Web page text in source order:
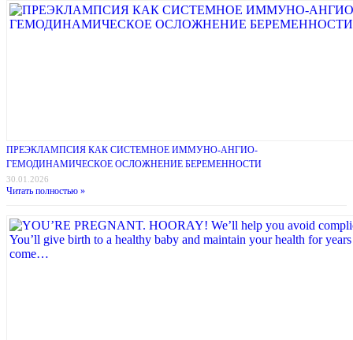
ПРЕЭКЛАМПСИЯ КАК СИСТЕМНОЕ ИММУНО-АНГИО-
ГЕМОДИНАМИЧЕСКОЕ ОСЛОЖНЕНИЕ БЕРЕМЕННОСТИ
30.01.2026
Читать полностью »